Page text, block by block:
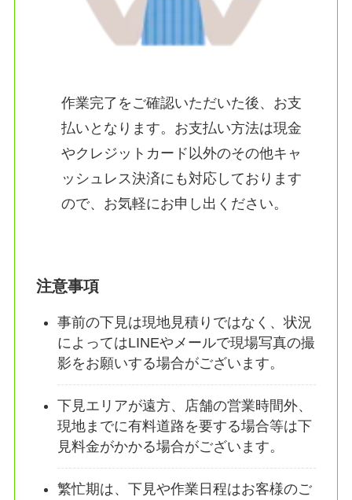
作業完了をご確認いただいた後、お支
払いとなります。お支払い方法は現金
やクレジットカード以外のその他キャ
ッシュレス決済にも対応しております
ので、お気軽にお申し出ください。
注意事項
事前の下見は現地見積りではなく、状況
によってはLINEやメールで現場写真の撮
影をお願いする場合がございます。
下見エリアが遠方、店舗の営業時間外、
現地までに有料道路を要する場合等は下
見料金がかかる場合がございます。
繁忙期は、下見や作業日程はお客様のご